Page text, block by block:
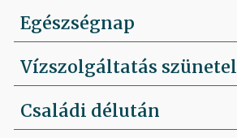
Egészségnap
Vízszolgáltatás szünetel
Családi délután